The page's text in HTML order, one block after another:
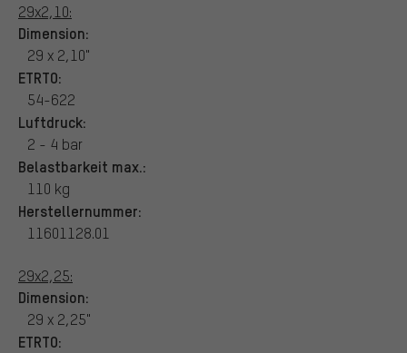
29x2,10:
Dimension:
29 x 2,10"
ETRTO:
54-622
Luftdruck:
2 - 4 bar
Belastbarkeit max.:
110 kg
Herstellernummer:
11601128.01
29x2,25:
Dimension:
29 x 2,25"
ETRTO: